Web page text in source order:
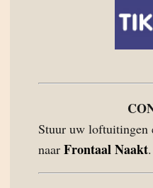
Stuur uw loftuitingen
naar Frontaal Naakt.